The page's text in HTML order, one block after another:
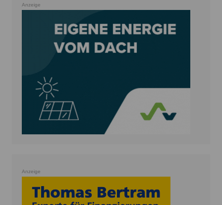
Anzeige
Anzeige